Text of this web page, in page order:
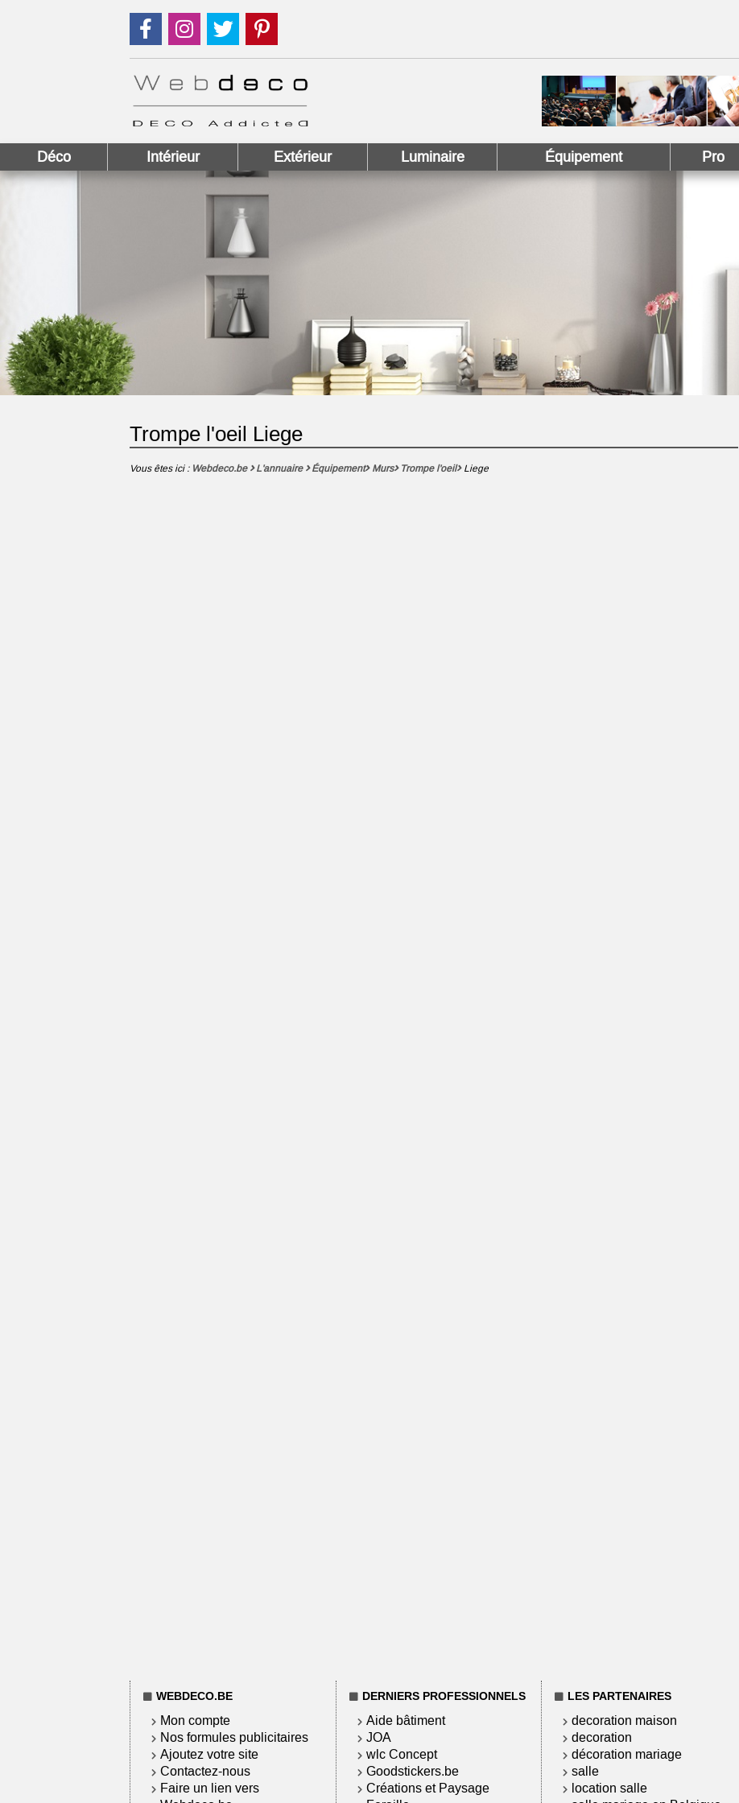
Suivez nous sur Facebook !
Suivez nous sur Instagram !
Suivez nous sur Twitter !
Déco Intérieur Extérieur Luminaire Équipement Pro
Trompe l'oeil Liege
Vous êtes ici : Webdeco.be L'annuaire Équipement Murs Trompe l'oeil Liege
WEBDECO.BE
Mon compte
Nos formules publicitaires
Ajoutez votre site
Contactez-nous
Faire un lien vers
DERNIERS PROFESSIONNELS
Aide bâtiment
JOA
wlc Concept
Goodstickers.be
Créations et Paysage
LES PARTENAIRES
decoration maison
decoration
décoration mariage
salle
location salle